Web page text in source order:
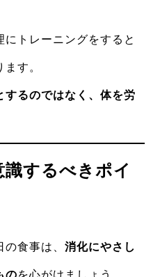
にトレーニングをすると
す。
するのではなく、体を労
するべきポイ
の食事は、消化にやさし
のを心がけましょう。